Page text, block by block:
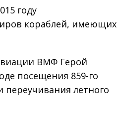
году
кораблей, имеющих
ВМФ Герой
посещения 859-го
летного